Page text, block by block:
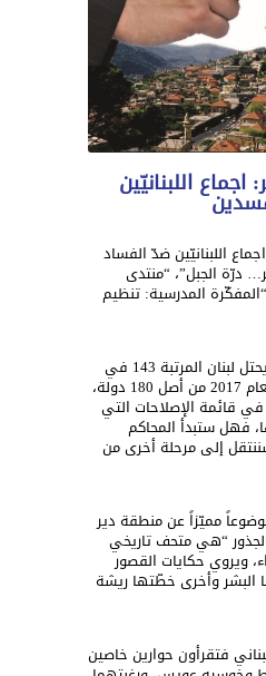
اللبنانيّين
اللبنانيّين ضدّ الفساد
درّة الجبل”، “منتدى
المدرسية: تنظيم
معالجة لملف الفساد: “يحتل لبنان المرتبة 143 في
مؤشر مدركات الفساد للعام 2017 من أصل 180 دولة،
قائمة الإصلاحات التي
فهل ستبدأ المحاكم
إلى مرحلة أخرى من
مميّزاً عن منطقة دير
الجذور “هي متحف تاريخي
ويروي حكايات القصور
وأخرى خطّتها ريشة
فتقرأون حوارين خاصين